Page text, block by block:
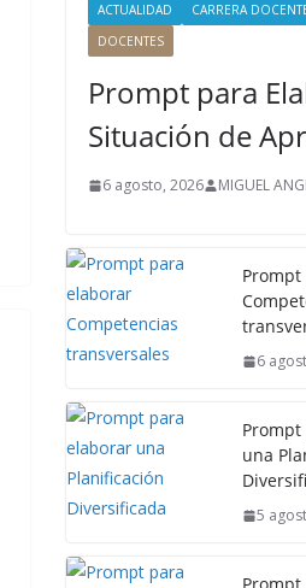
ACTUALIDAD CARRERA
DOCENTES
Prompt para
Situación de
6 agosto, 2026 MIGUEL
6
una
5